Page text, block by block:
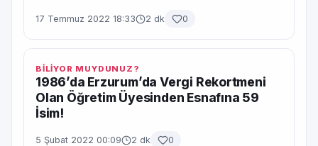
17 Temmuz 2022 18:33 2 dk 0
BİLİYOR MUYDUNUZ?
1986’da Erzurum’da Vergi Rekortmeni
Olan Öğretim Üyesinden Esnafına 59
İsim!
5 Şubat 2022 00:09 2 dk 0